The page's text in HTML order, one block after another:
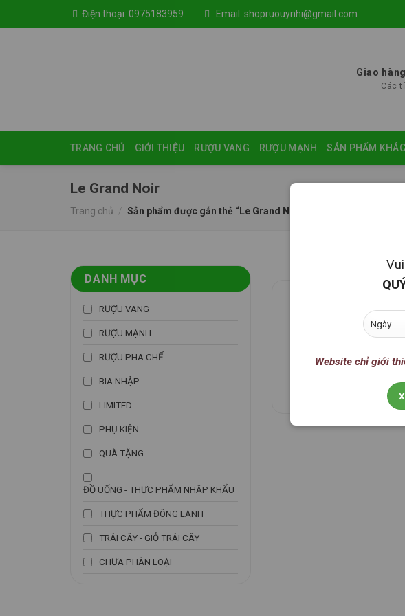
Điện thoại: 0975183959 Email: shopruouynhi@gmail.com
Giao
Các
TRANG CHỦ GIỚI THIỆU RƯỢU VANG RƯỢU MẠNH SẢN PHẨM KHÁC
Le Grand Noir
Trang chủ / Sản phẩm được gắn thẻ “Le Grand Noir”
DANH MỤC
RƯỢU VANG
RƯỢU MẠNH
RƯỢU PHA CHẾ
BIA NHẬP
LIMITED
PHỤ KIỆN
QUÀ TẶNG
ĐỒ UỐNG - THỰC PHẨM NHẬP KHẨU
THỰC PHẨM ĐÔNG LẠNH
TRÁI CÂY - GIỎ TRÁI CÂY
CHƯA PHÂN LOẠI
CÁC GIỐNG NHO KHÁC
Rượu Vang Le Grand
VNĐ
Website chỉ giới